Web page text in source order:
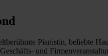
Pianistin, beliebte
und